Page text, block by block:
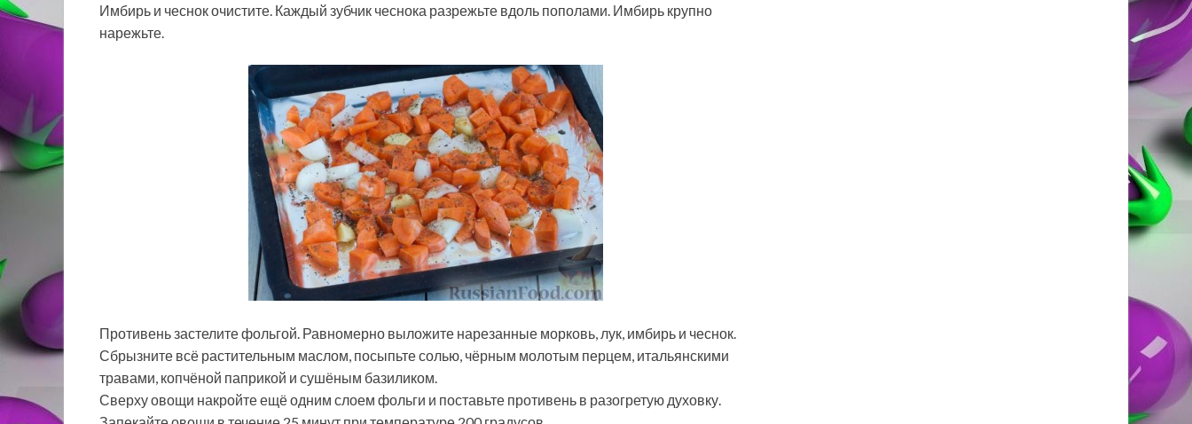
Имбирь и чеснок очистите. Каждый зубчик чеснока разрежьте вдоль пополами. Имбирь крупно
нарежьте.
Противень застелите фольгой. Равномерно выложите нарезанные морковь, лук, имбирь и чеснок.
Сбрызните всё растительным маслом, посыпьте солью, чёрным молотым перцем, итальянскими
травами, копчёной паприкой и сушёным базиликом.
Сверху овощи накройте ещё одним слоем фольги и поставьте противень в разогретую духовку.